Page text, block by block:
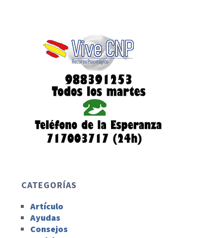
CATEGORÍAS
Artículo
Ayudas
Consejos